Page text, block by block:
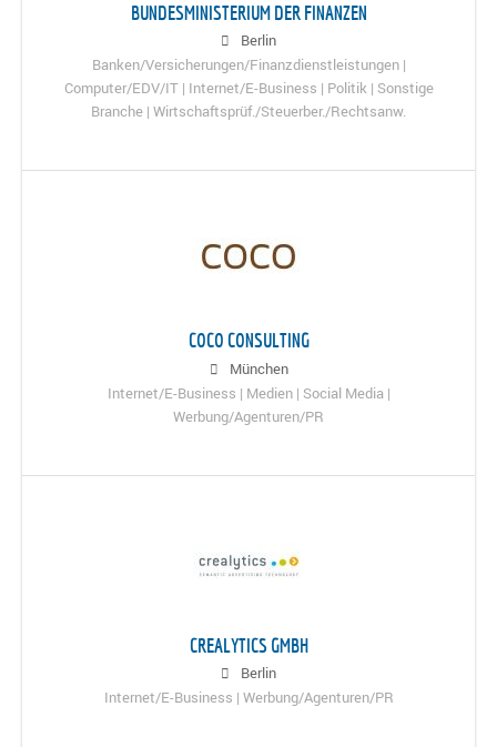
BUNDESMINISTERIUM DER FINANZEN
Berlin
Banken/Versicherungen/Finanzdienstleistungen |
Computer/EDV/IT | Internet/E-Business | Politik | Sonstige
Branche | Wirtschaftsprüf./Steuerber./Rechtsanw.
COCO CONSULTING
München
Internet/E-Business | Medien | Social Media |
Werbung/Agenturen/PR
CREALYTICS GMBH
Berlin
Internet/E-Business | Werbung/Agenturen/PR